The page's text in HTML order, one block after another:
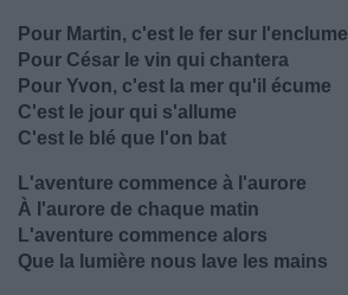
Pour Martin, c'est le fer sur l'enclume
Pour César le vin qui chantera
Pour Yvon, c'est la mer qu'il écume
C'est le jour qui s'allume
C'est le blé que l'on bat
L'aventure commence à l'aurore
À l'aurore de chaque matin
L'aventure commence alors
Que la lumière nous lave les mains